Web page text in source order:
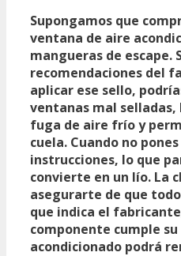
Supongamos que
ventana de aire
mangueras de escape.
recomendaciones del
aplicar ese sello,
ventanas mal
fuga de aire frío y
cuela. Cuando no
instrucciones, lo que
convierte en un lío. La
asegurarte de que
que indica el
componente cumple
acondicionado podrá